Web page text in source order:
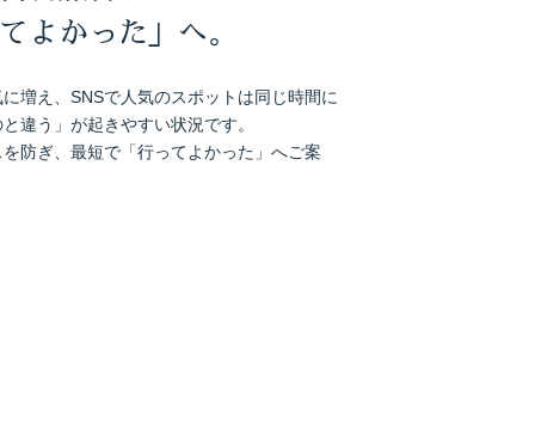
よかった」へ。
増え、SNSで人気のスポットは同じ時間に
違う」が起きやすい状況です。
防ぎ、最短で「行ってよかった」へご案